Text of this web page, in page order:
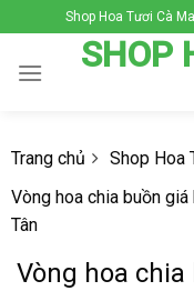
to
content
Shop Hoa Tươi Cà
SHOP
Trang chủ
Shop Hoa
Vòng hoa chia buồn giá
Tân
Vòng hoa